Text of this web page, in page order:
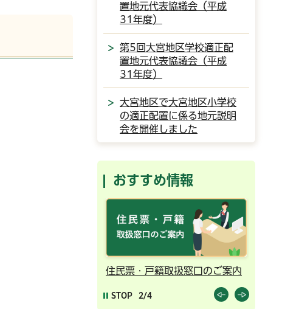
置地元代表協議会（平成
31年度）
第5回大宮地区学校適正配
置地元代表協議会（平成
31年度）
大宮地区で大宮地区小学校
の適正配置に係る地元説明
会を開催しました
おすすめ情報
住民票・戸籍取扱窓口のご案内
STOP 2/4